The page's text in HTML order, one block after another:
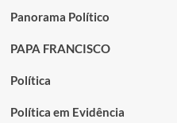
Panorama Político
PAPA FRANCISCO
Política
Política em Evidência